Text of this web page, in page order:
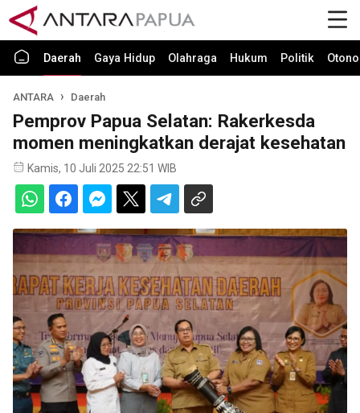
Daerah Gaya Hidup Olahraga Hukum Politik
ANTARA Daerah
Pemprov Papua Selatan: Rakerkesda
momen meningkatkan derajat kesehatan
Kamis, 10 Juli 2025 22:51 WIB